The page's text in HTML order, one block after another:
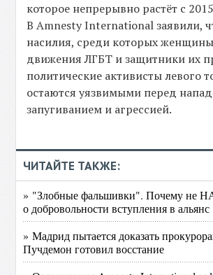
которое непрерывно растёт с
В Amnesty International заявили,
насилия, среди которых
движения ЛГБТ и защитники их
политические активисты левого
остаются уязвимыми перед
запугиванием и агрессией.
ЧИТАЙТЕ ТАКЖЕ:
» "Злобные фальшивки". Почему не
о добровольности вступления в альянс
» Мадрид пытается доказать
Пучдемон готовил восстание